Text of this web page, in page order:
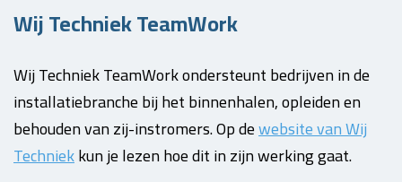
Wij Techniek TeamWork
Wij Techniek TeamWork ondersteunt bedrijven in de
installatiebranche bij het binnenhalen, opleiden en
behouden van zij-instromers. Op dewebsite van Wij
Techniekkun je lezen hoe dit in zijn werking gaat.